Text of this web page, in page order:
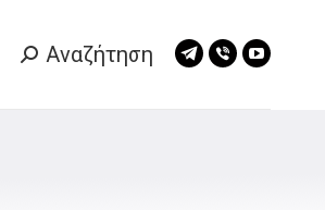
Search:
Αναζήτηση
Telegram
Viber